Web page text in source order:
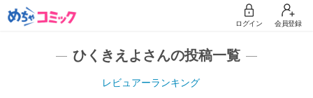
ログイン 会員登録
ひくきえよさんの投稿一覧
レビュアーランキング